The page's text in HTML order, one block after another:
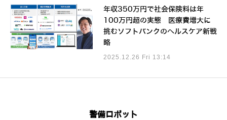
年収350万円で社会保険料は年
100万円超の実態 医療費増大に
挑むソフトバンクのヘルスケア新戦
略
2025.12.26 Fri 13:14
警備ロボット